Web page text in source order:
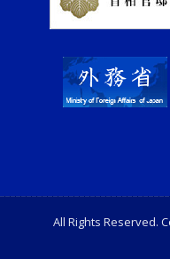
All Rights Reserved.